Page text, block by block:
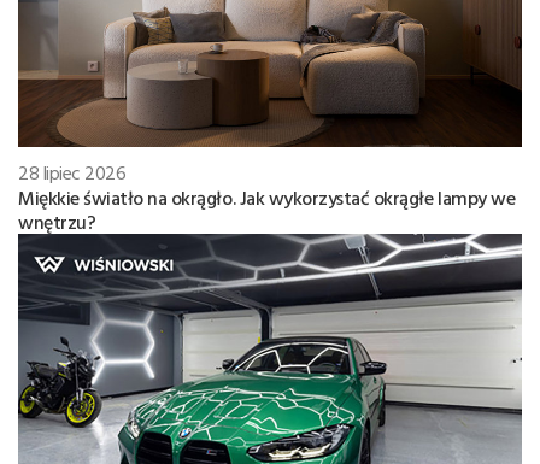
28 lipiec 2026
Miękkie światło na okrągło. Jak wykorzystać okrągłe lampy we
wnętrzu?